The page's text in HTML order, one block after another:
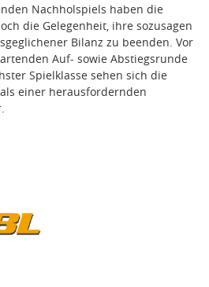
Nachholspiels haben die
die Gelegenheit, ihre sozusagen
Bilanz zu beenden. Vor
Auf- sowie Abstiegsrunde
Spielklasse sehen sich die
einer herausfordernden